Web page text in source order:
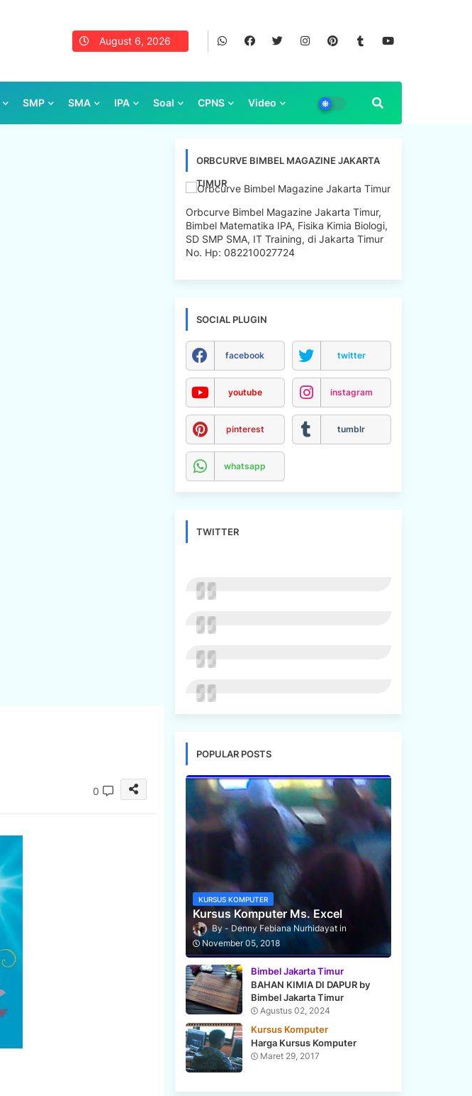
August 6, 2026
SMP SMA IPA Soal CPNS Video
0
ORBCURVE BIMBEL MAGAZINE JAKARTA
TIMUR
Orbcurve Bimbel Magazine Jakarta Timur,
Bimbel Matematika IPA, Fisika Kimia Biologi,
SD SMP SMA, IT Training, di Jakarta Timur
No. Hp: 082210027724
SOCIAL PLUGIN
facebook twitter
youtube instagram
pinterest tumblr
whatsapp
TWITTER
POPULAR POSTS
KURSUS KOMPUTER
Kursus Komputer Ms. Excel
Denny Febiana Nurhidayat
November 05, 2018
Bimbel Jakarta Timur
BAHAN KIMIA DI DAPUR by
Bimbel Jakarta Timur
Agustus 02, 2024
Kursus Komputer
Harga Kursus Komputer
Maret 29, 2017